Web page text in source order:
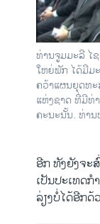
ທ່ານຈູມມະລີ ໄ
ໃຫຍ່ພັກ ໄດ້ມີ
ຄວ້າແຜນຍຸດທ
ແຫ່ງຊາດ ທີ່ມີທ່
ຄະນະນັ້ນ. ທ່າ
ອີກ ທັງຍັງຈະ
ເປັນປະເທດ
ລ່ຽງບໍ່ໄດ້ອີກດ້